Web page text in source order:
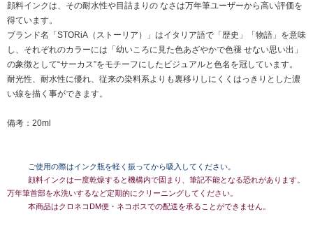
顔料インクは、その耐水性や目詰まりの なさは万年筆ユーザーから高い評価を
得ています。
ブランド名「STORiA（ストーリア）」はイタリア語で「歴史」「物語」を意味
し、それぞれのカラーには「幼いころに見た色あざやかで色褪 せない思い出」
の象徴として“サーカス”をモチーフにしたビジュアルと色名を冠しています。
耐光性、耐水性に優れ、従来の染料系よりも裏移りしにくくはっきりとした濃
い線を描く事ができます。
備考：20ml
ご使用の際はインク瓶を軽く振ってから吸入してください。
顔料インクは一度乾燥すると機構内で固まり、筆記不能となる恐れがあります。
万年筆首部を水洗いするなど定期的にクリーニングしてください。
本商品はクロネコDM便・ネコポスでの配送を承ることができません。